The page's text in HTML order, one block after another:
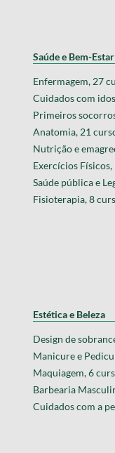
Saúde e Bem-Estar
Enfermagem, 27
Cuidados com
Primeiros
Anatomia, 21
Nutrição e
Exercícios Físicos,
Saúde pública e
Fisioterapia, 8
Estética e Beleza
Design de
Manicure e
Maquiagem, 6
Barbearia
Cuidados com a